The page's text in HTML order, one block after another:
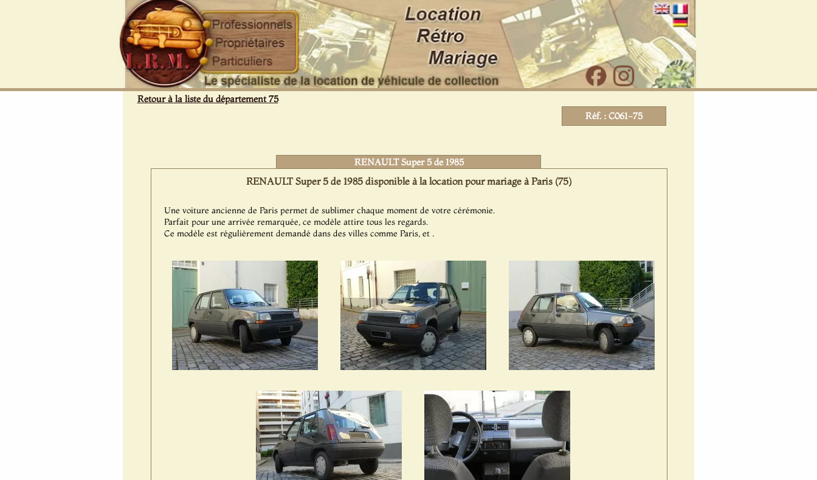
Retour à la liste du département 75
Réf. : C061-75
RENAULT Super 5 de 1985
RENAULT Super 5 de 1985 disponible à la location pour mariage à Paris (75)
Une voiture ancienne de Paris permet de sublimer chaque moment de votre cérémonie.
Parfait pour une arrivée remarquée, ce modèle attire tous les regards.
Ce modèle est régulièrement demandé dans des villes comme Paris, et .
Panneau de gestion des cookies